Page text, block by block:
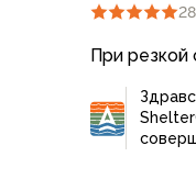
Городские
Аксессуары
Сумки,
Сумки, баулы
Несессеры,
При резкой